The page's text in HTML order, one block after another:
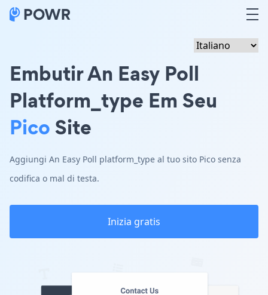
Embutir An Easy Poll
Platform_type Em Seu
PicoSite
Aggiungi An Easy Poll platform_type al tuo sito Pico senza
codifica o mal di testa.
Inizia gratis